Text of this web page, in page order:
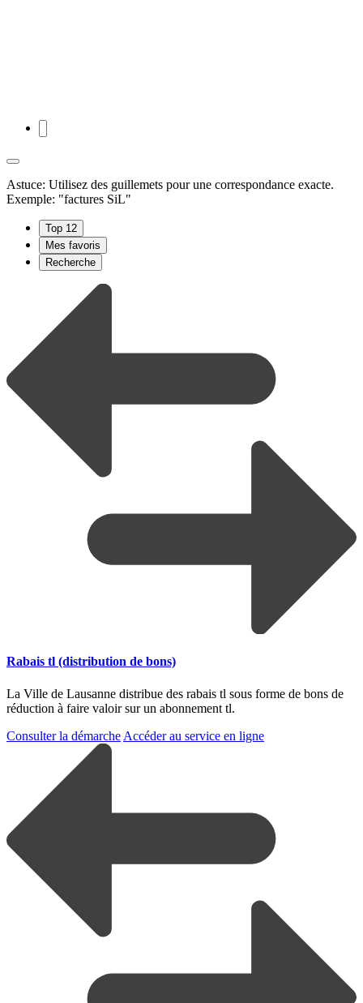
Astuce: Utilisez des guillemets pour une correspondance exacte.
Exemple: "factures SiL"
Top 12
Mes favoris
Recherche
Rabais tl (distribution de bons)
La Ville de Lausanne distribue des rabais tl sous forme de bons de
réduction à faire valoir sur un abonnement tl.
Consulter la démarche Accéder au service en ligne